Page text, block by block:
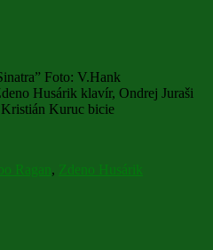
Foto: V.Hank
Husárik klavír, Ondrej Juraši
Kuruc bicie
Ragan, Zdeno Husárik